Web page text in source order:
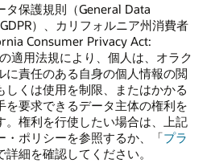
タ保護規則（General Data
）、カリフォルニア州消費者
Consumer Privacy Act:
適用法規により、個人は、オラク
に責任のある自身の個人情報の閲
しくは使用を制限、またはかかる
を要求できるデータ主体の権利を
。権利を行使したい場合は、上記
・ポリシーを参照するか、「プラ
詳細を確認してください。